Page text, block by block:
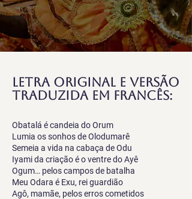
Letra original e versão
traduzida EM francês:
Obatalá é candeia do Orum
Lumia os sonhos de Olodumarê
Semeia a vida na cabaça de Odu
Iyami da criação é o ventre do Ayê
Ogum… pelos campos de batalha
Meu Odara é Exu, rei guardião
Agô, mamãe, pelos erros cometidos